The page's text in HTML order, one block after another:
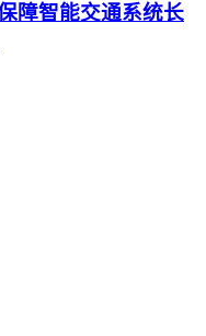
障智能交通系统长